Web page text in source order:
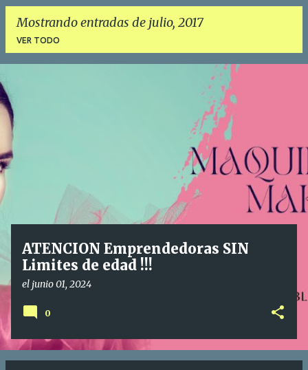
Mostrando entradas de julio, 2017
VER TODO
E
n
a
d
a
ATENCION Emprendedoras SIN
Limites de edad !!!
el junio 01, 2024
0